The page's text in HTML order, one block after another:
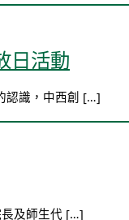
日活動
認識，中西創 […]
長及師生代 […]